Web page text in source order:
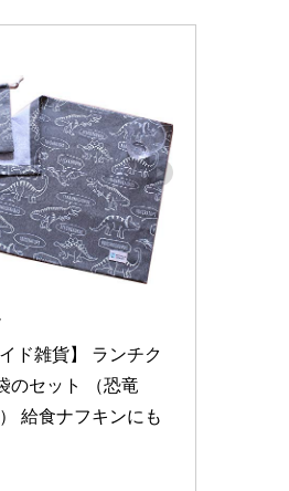
ド雑貨】 ランチク
のセット （恐竜
給食ナフキンにも